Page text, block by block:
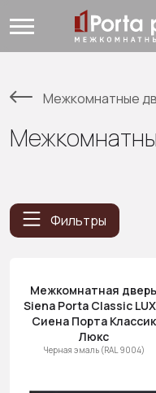
Межкомнатные
Фильтры
Межкомнатная дверь
Siena Porta Classic
Сиена Порта Классик
Люкс
Черная эмаль (RAL 9004)